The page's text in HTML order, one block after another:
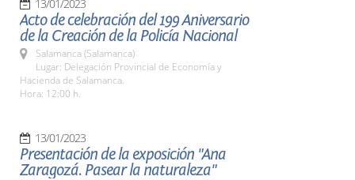
13/01/2023
Acto de celebración del 199 Aniversario
de la Creación de la Policía Nacional
Salamanca (Salamanca)
Lugar: Delegación Provincial de Economía y
Hacienda de Salamanca.
Hora: 12:00 h.
13/01/2023
Presentación de la exposición "Ana
Zaragozá. Pasear la naturaleza"